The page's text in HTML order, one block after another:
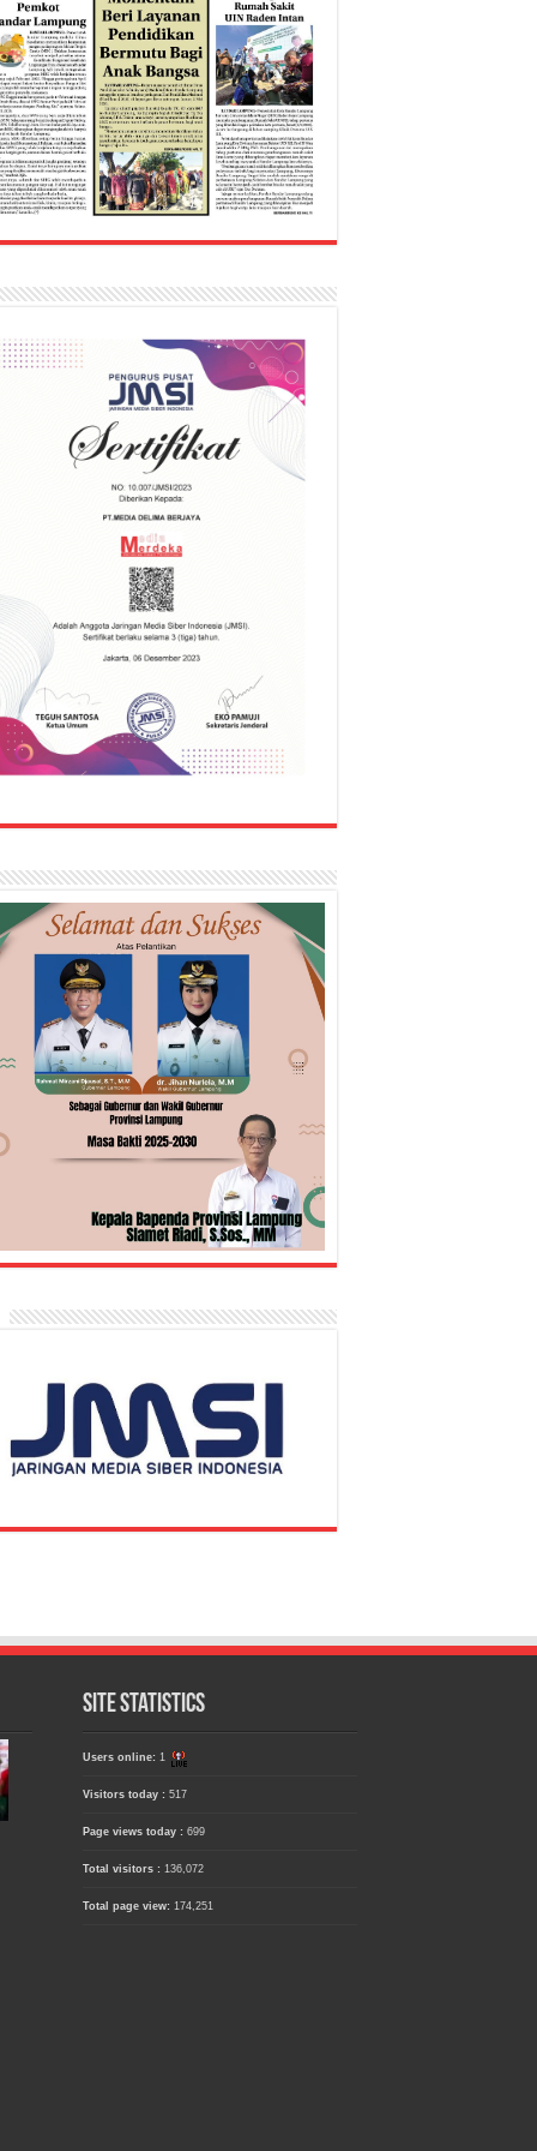
Site Statistics
Users online: 1
Visitors today : 517
Page views today : 699
Total visitors : 136,072
Total page view: 174,251